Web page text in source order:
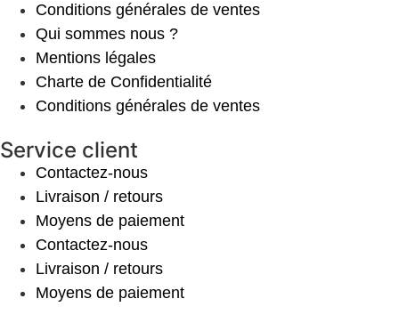
Conditions générales de ventes
Qui sommes nous ?
Mentions légales
Charte de Confidentialité
Conditions générales de ventes
Service client
Contactez-nous
Livraison / retours
Moyens de paiement
Contactez-nous
Livraison / retours
Moyens de paiement